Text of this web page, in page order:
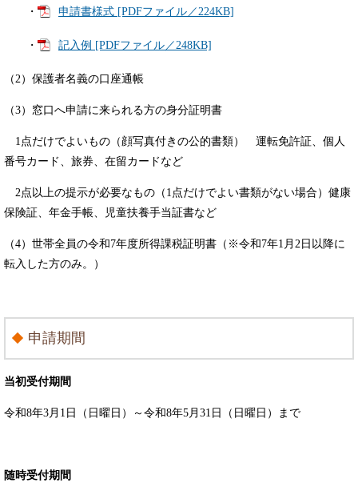
・ 申請書様式 [PDFファイル／224KB]
・ 記入例 [PDFファイル／248KB]
（2）保護者名義の口座通帳
（3）窓口へ申請に来られる方の身分証明書
1点だけでよいもの（顔写真付きの公的書類） 運転免許証、個人
番号カード、旅券、在留カードなど
2点以上の提示が必要なもの（1点だけでよい書類がない場合）健康
保険証、年金手帳、児童扶養手当証書など
（4）世帯全員の令和7年度所得課税証明書（※令和7年1月2日以降に
転入した方のみ。）
申請期間
当初受付期間
令和8年3月1日（日曜日）～令和8年5月31日（日曜日）まで
随時受付期間